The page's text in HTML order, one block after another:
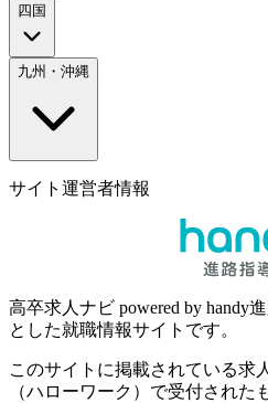
四国
九州・沖縄
サイト運営者情報
高卒求人ナビ powered by handy
とした就職情報サイトです。
このサイトに掲載されている求
（ハローワーク）で受付された